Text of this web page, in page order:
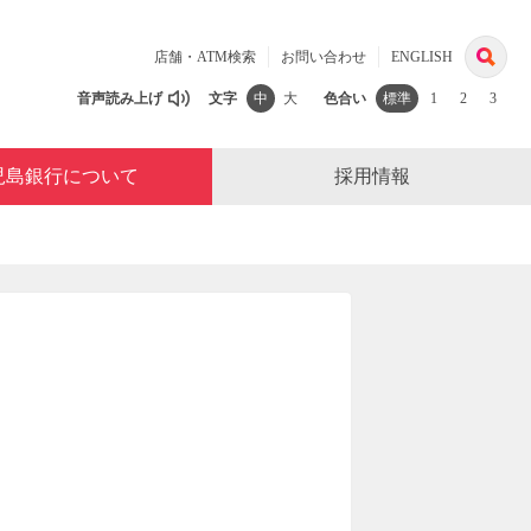
店舗・ATM検索 お問い合わせ ENGLISH
検
索
音声読み上げ
文字 中 大 色合い 標準 1 2 3
島銀行について 採用情報